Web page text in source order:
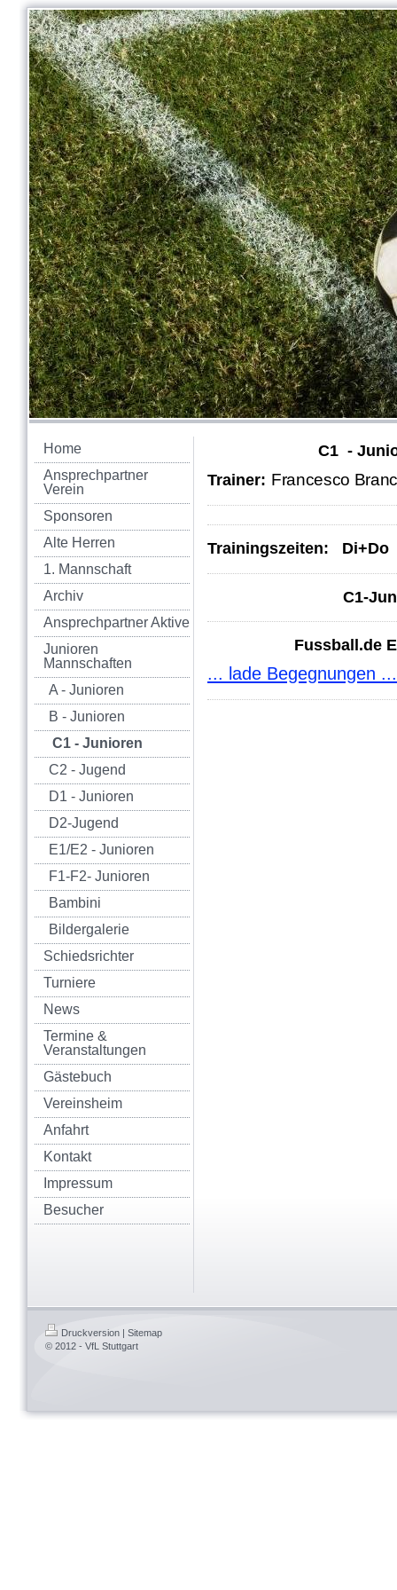
Home
Ansprechpartner
Verein
Sponsoren
Alte Herren
1. Mannschaft
Archiv
Ansprechpartner Aktive
Junioren
Mannschaften
A - Junioren
B - Junioren
C1 - Junioren
C2 - Jugend
D1 - Junioren
D2-Jugend
E1/E2 - Junioren
F1-F2- Junioren
Bambini
Bildergalerie
Schiedsrichter
Turniere
News
Termine &
Veranstaltungen
Gästebuch
Vereinsheim
Anfahrt
Kontakt
Impressum
Besucher
C1 -
Trainer: Francesco
Trainingszeiten:
C1-
Fussball.de
... lade Begegnungen ...
Druckversion | Sitemap
© 2012 - VfL Stuttgart